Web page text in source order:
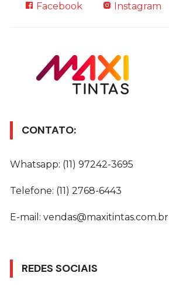
Facebook Instagram
CONTATO:
Whatsapp: (11) 97242-3695
Telefone: (11) 2768-6443
E-mail: vendas@maxitintas.com.br
REDES SOCIAIS